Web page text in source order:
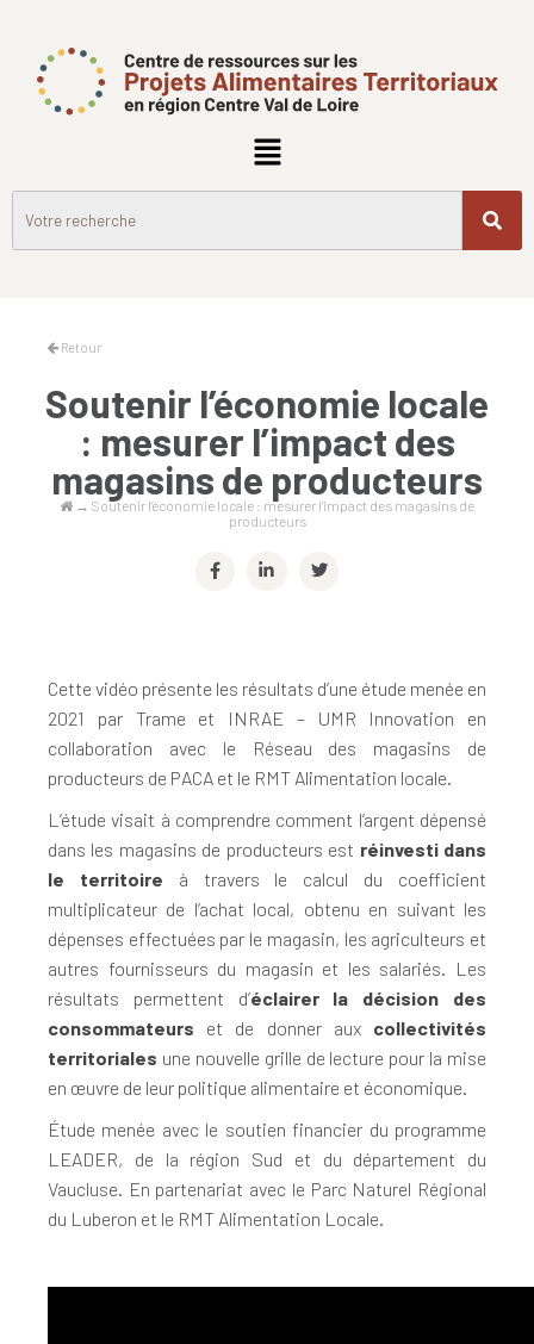
Retour
Soutenir l’économie locale
: mesurer l’impact des
magasins de producteurs
→ Soutenir l’économie locale : mesurer l’impact des magasins de
producteurs
Cette vidéo présente les résultats d’une étude menée en
2021 par Trame et INRAE – UMR Innovation en
collaboration avec le Réseau des magasins de
producteurs de PACA et le RMT Alimentation locale.
L’étude visait à comprendre comment l’argent dépensé
dans les magasins de producteurs est réinvesti dans
le territoire à travers le calcul du coefficient
multiplicateur de l’achat local, obtenu en suivant les
dépenses effectuées par le magasin, les agriculteurs et
autres fournisseurs du magasin et les salariés. Les
résultats permettent d’éclairer la décision des
consommateurs et de donner aux collectivités
territoriales une nouvelle grille de lecture pour la mise
en œuvre de leur politique alimentaire et économique.
Étude menée avec le soutien financier du programme
LEADER, de la région Sud et du département du
Vaucluse. En partenariat avec le Parc Naturel Régional
du Luberon et le RMT Alimentation Locale.